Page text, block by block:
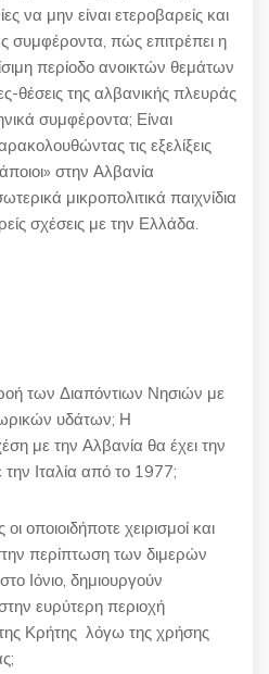
να μην είναι ετεροβαρείς και
συμφέροντα, πώς επιτρέπει η
περίοδο ανοικτών θεμάτων
θέσεις της αλβανικής πλευράς
συμφέροντα; Είναι
τις εξελίξεις
στην Αλβανία
μικροπολιτικά παιχνίδια
σχέσεις με την Ελλάδα.
των Διαπόντιων Νησιών με
υδάτων; Η
με την Αλβανία θα έχει την
Ιταλία από το 1977;
οποιοιδήποτε χειρισμοί και
περίπτωση των διμερών
Ιόνιο, δημιουργούν
ευρύτερη περιοχή
Κρήτης λόγω της χρήσης